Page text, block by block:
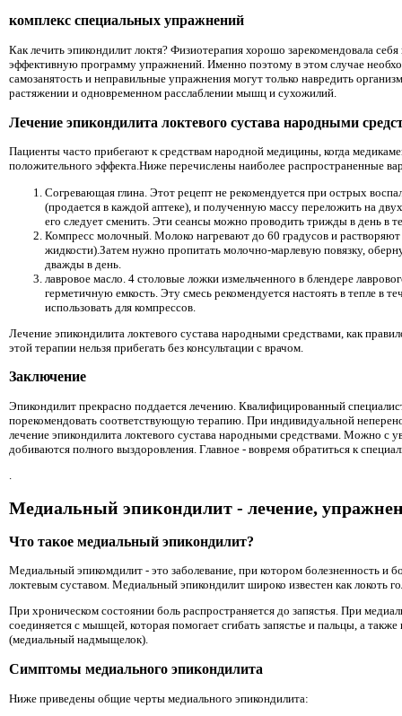
комплекс специальных упражнений
Как лечить эпикондилит локтя? Физиотерапия хорошо зарекомендовала
эффективную программу упражнений. Именно поэтому в этом случае
самозанятость и неправильные упражнения могут только навредить
растяжении и одновременном расслаблении мышц и сухожилий.
Лечение эпикондилита локтевого сустава народными
Пациенты часто прибегают к средствам народной медицины, когда
положительного эффекта.Ниже перечислены наиболее распространенные
Согревающая глина. Этот рецепт не рекомендуется при острых
(продается в каждой аптеке), и полученную массу переложить на
его следует сменить. Эти сеансы можно проводить трижды в день в
Компресс молочный. Молоко нагревают до 60 градусов и
жидкости).Затем нужно пропитать молочно-марлевую повязку,
дважды в день.
лавровое масло. 4 столовые ложки измельченного в блендере
герметичную емкость. Эту смесь рекомендуется настоять в тепле в
использовать для компрессов.
Лечение эпикондилита локтевого сустава народными средствами, как
этой терапии нельзя прибегать без консультации с врачом.
Заключение
Эпикондилит прекрасно поддается лечению. Квалифицированный
порекомендовать соответствующую терапию. При индивидуальной
лечение эпикондилита локтевого сустава народными средствами. Можно с
добиваются полного выздоровления. Главное - вовремя обратиться к
.
Медиальный эпикондилит - лечение,
Что такое медиальный эпикондилит?
Медиальный эпикомдилит - это заболевание, при котором болезненность и
локтевым суставом. Медиальный эпикондилит широко известен как локоть
При хроническом состоянии боль распространяется до запястья. При
соединяется с мышцей, которая помогает сгибать запястье и пальцы, а
(медиальный надмыщелок).
Симптомы медиального эпикондилита
Ниже приведены общие черты медиального эпикондилита: